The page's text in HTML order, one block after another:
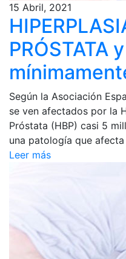
15 Abril, 2021
PRÓSTATA
Según la Asociación
se ven afectados por la
Próstata (HBP) casi 5
una patología que
Leer más